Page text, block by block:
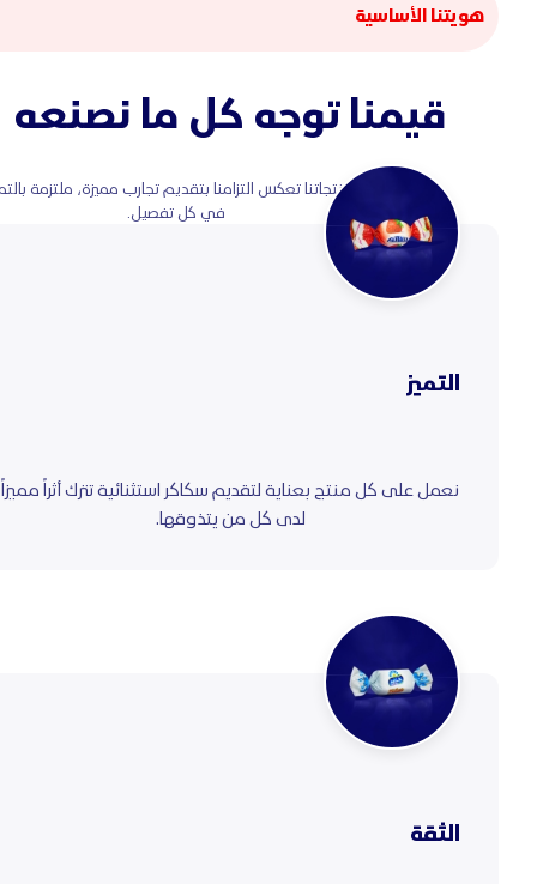
هويتنا الأساسية
قيمنا توجه كل ما نصنعه
نؤمن بأن كل منتجاتنا تعكس التزامنا بتقديم تجارب مميزة، ملتزمة
في كل تفصيل.
التميز
نعمل على كل منتج بعناية لتقديم سكاكر استثنائية تترك أثراً مميزاً
لدى كل من يتذوقها.
الثقة